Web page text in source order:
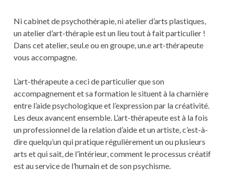
Ni cabinet de psychothérapie, ni atelier d’arts plastiques,
un atelier d’art-thérapie est un lieu tout à fait particulier !
Dans cet atelier, seul.e ou en groupe, un.e art-thérapeute
vous accompagne.
L’art-thérapeute a ceci de particulier que son
accompagnement et sa formation le situent à la charnière
entre l’aide psychologique et l’expression par la créativité.
Les deux avancent ensemble. L’art-thérapeute est à la fois
un professionnel de la relation d’aide et un artiste, c’est-à-
dire quelqu’un qui pratique régulièrement un ou plusieurs
arts et qui sait, de l’intérieur, comment le processus créatif
est au service de l’humain et de son psychisme.